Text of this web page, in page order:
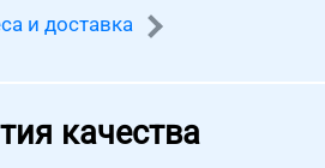
и доставка
качества